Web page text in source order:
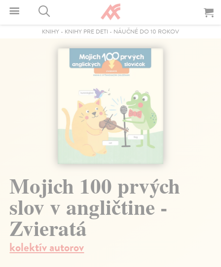
KNIHY - KNIHY PRE DETI - NÁUČNÉ DO 10 ROKOV
Mojich 100 prvých
slov v angličtine -
Zvieratá
kolektív autorov